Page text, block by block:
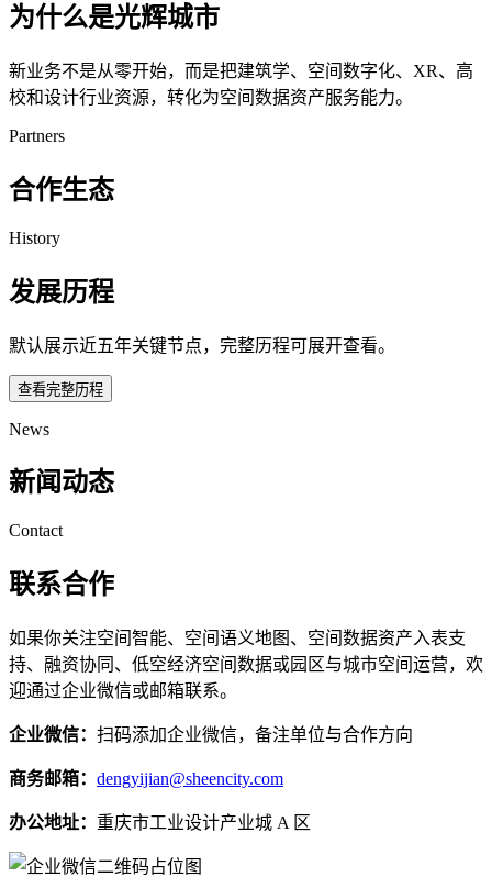
为什么是光辉城市
新业务不是从零开始，而是把建筑学、空间数字化、XR、高
校和设计行业资源，转化为空间数据资产服务能力。
Partners
合作生态
History
发展历程
默认展示近五年关键节点，完整历程可展开查看。
查看完整历程
News
新闻动态
Contact
联系合作
如果你关注空间智能、空间语义地图、空间数据资产入表支
持、融资协同、低空经济空间数据或园区与城市空间运营，欢
迎通过企业微信或邮箱联系。
企业微信： 扫码添加企业微信，备注单位与合作方向
商务邮箱： dengyijian@sheencity.com
办公地址： 重庆市工业设计产业城 A 区